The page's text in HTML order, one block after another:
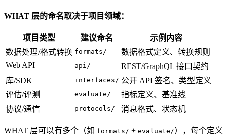
WHAT 层的命名取决于项目领域：
项目类型 建议命名
示例内容
数据处理/格式转换 formats/
数据格式定义、转换规则
Web API
api/
REST/GraphQL 接口契约
库/SDK
interfaces/ 公开 API 签名、类型定义
评估/评测
evaluate/
指标定义、基准线
协议/通信
protocols/ 消息格式、状态机
WHAT 层可以有多个（如 formats/ + evaluate/），每个定义